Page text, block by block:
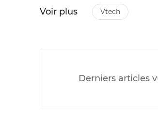
Voir plus vtech
Derniers articles